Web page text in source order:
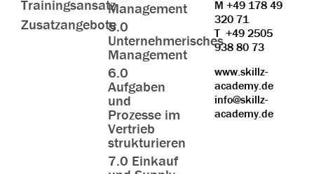
Trainingsansatz
Zusatzangebote
Management
5.0
Unternehmerisches
Management
6.0
Aufgaben
und
Prozesse im
Vertrieb
strukturieren
7.0 Einkauf
M +49 178 49
320 71
T +49 2505
938 80 73
www.skillz-
academy.de
info@skillz-
academy.de